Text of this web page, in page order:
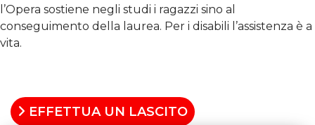
l’Opera sostiene negli studi i ragazzi sino al
conseguimento della laurea. Per i disabili l’assistenza è a
vita.
EFFETTUA UN LASCITO